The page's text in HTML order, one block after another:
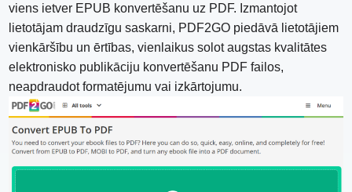
viens ietver EPUB konvertēšanu uz PDF. Izmantojot
lietotājam draudzīgu saskarni, PDF2GO piedāvā lietotājiem
vienkāršību un ērtības, vienlaikus solot augstas kvalitātes
elektronisko publikāciju konvertēšanu PDF failos,
neapdraudot formatējumu vai izkārtojumu.